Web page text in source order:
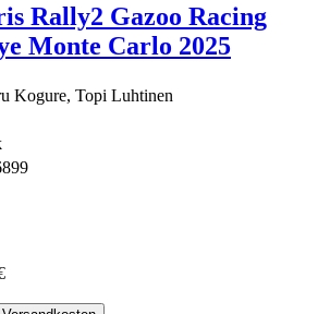
Rally2 Gazoo Racing
Monte Carlo 2025
Kogure, Topi Luhtinen